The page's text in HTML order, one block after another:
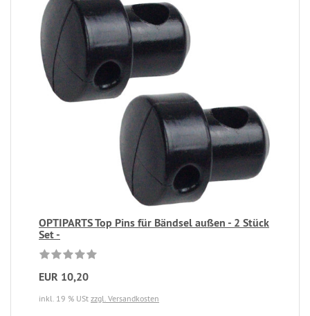
OPTIPARTS Top Pins für Bändsel außen - 2 Stück
Set -
EUR 10,20
inkl. 19 % USt zzgl. Versandkosten